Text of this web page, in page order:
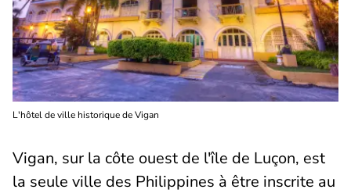
L'hôtel de ville historique de Vigan
Vigan, sur la côte ouest de l'île de Luçon, est
la seule ville des Philippines à être inscrite au